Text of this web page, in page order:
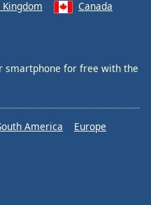
Canada
smartphone for free with the
America
Europe